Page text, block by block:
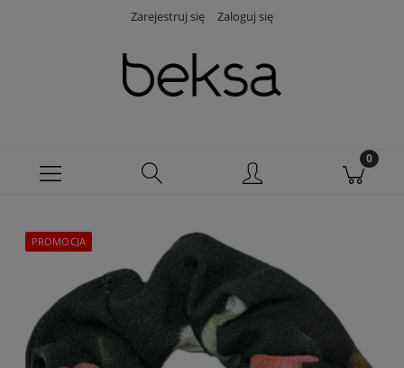
Zarejestruj się Zaloguj się
PROMOCJA